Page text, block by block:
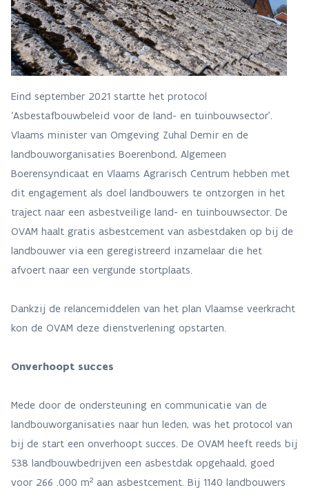
Eind september 2021 startte het protocol
‘Asbestafbouwbeleid voor de land- en tuinbouwsector’.
Vlaams minister van Omgeving Zuhal Demir en de
landbouworganisaties Boerenbond, Algemeen
Boerensyndicaat en Vlaams Agrarisch Centrum hebben met
dit engagement als doel landbouwers te ontzorgen in het
traject naar een asbestveilige land- en tuinbouwsector. De
OVAM haalt gratis asbestcement van asbestdaken op bij de
landbouwer via een geregistreerd inzamelaar die het
afvoert naar een vergunde stortplaats.
Dankzij de relancemiddelen van het plan Vlaamse veerkracht
kon de OVAM deze dienstverlening opstarten.
Onverhoopt succes
Mede door de ondersteuning en communicatie van de
landbouworganisaties naar hun leden, was het protocol van
bij de start een onverhoopt succes. De OVAM heeft reeds bij
538 landbouwbedrijven een asbestdak opgehaald, goed
voor 266 .000 m² aan asbestcement. Bij 1140 landbouwers